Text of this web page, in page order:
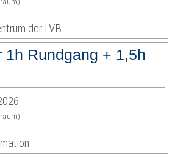
der LVB
1h Rundgang + 1,5h